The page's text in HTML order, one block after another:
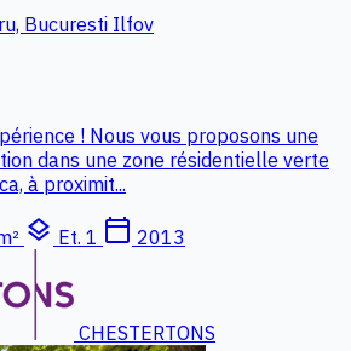
Bucuresti Ilfov
! Nous vous proposons une
dans une zone résidentielle verte
à proximit...
layers Et. 1 calendar_today 2013
CHESTERTONS